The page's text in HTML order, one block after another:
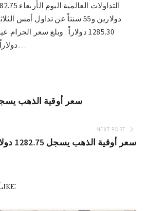
دولارين و55 سنتاً عن تداول أمس
دولاراً، ووفقا لسعر شراء…
سعر أوقية الذهب يسجل 1282.75
NEXT POST
سعر أوقية الذهب يسجل 1282.75 دولاراً